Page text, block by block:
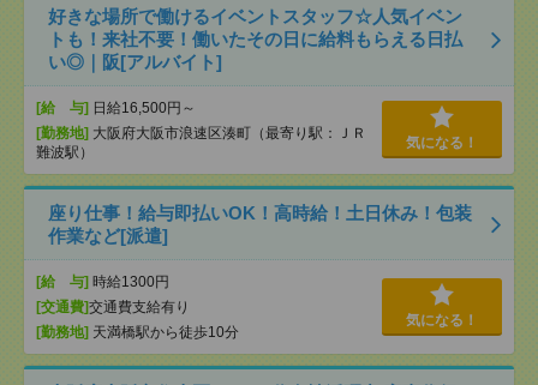
好きな場所で働けるイベントスタッフ☆人気イベン
トも！来社不要！働いたその日に給料もらえる日払
い◎｜阪[アルバイト]
[給 与] 日給16,500円～
[勤務地] 大阪府大阪市浪速区湊町（最寄り駅：ＪＲ
難波駅）
気になる！
座り仕事！給与即払いOK！高時給！土日休み！包装
作業など[派遣]
[給 与] 時給1300円
[交通費]交通費支給有り
[勤務地] 天満橋駅から徒歩10分
気になる！